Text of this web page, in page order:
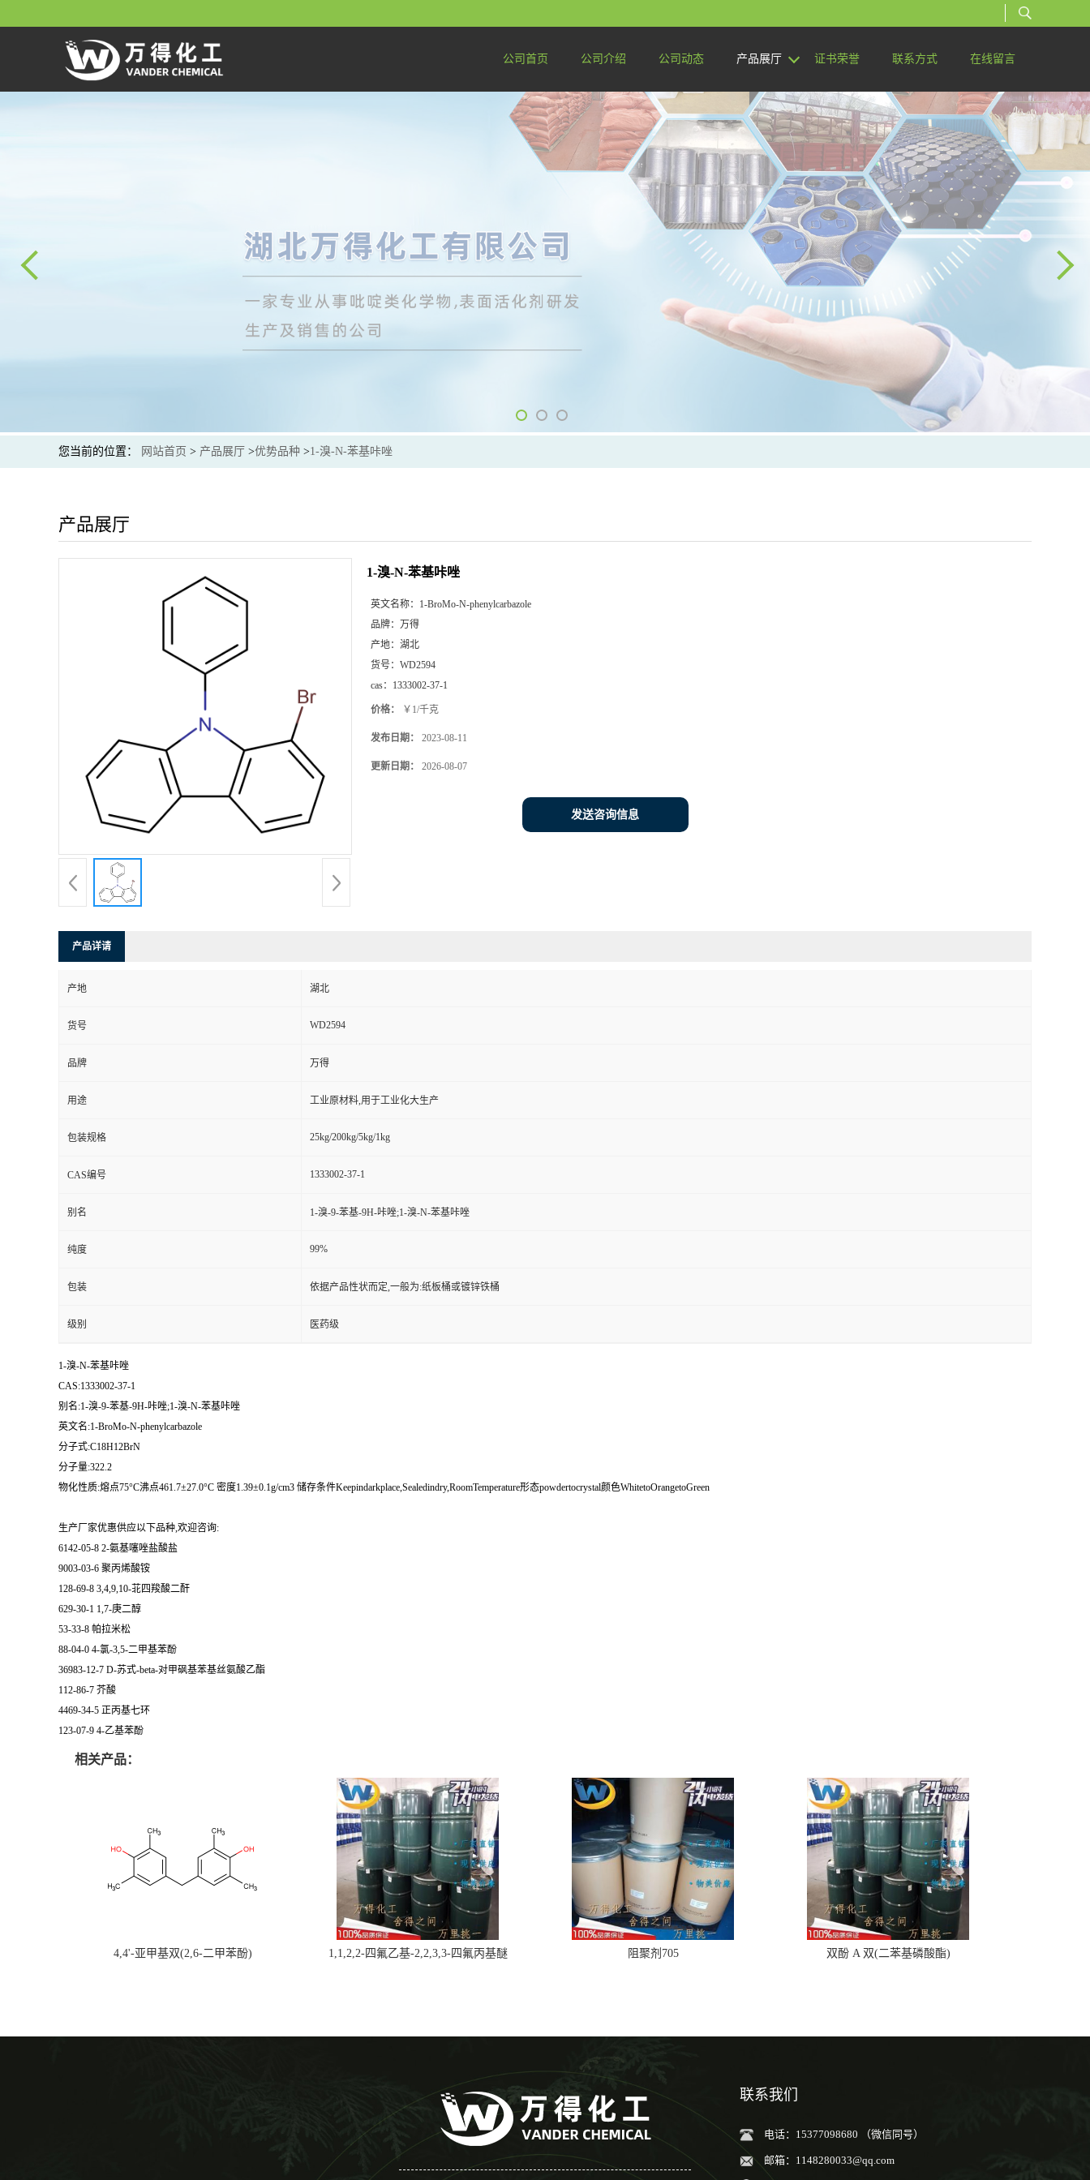
公司首页 公司介绍 公司动态 产品展厅 证书荣誉 联系方式 在线留言
您当前的位置： 网站首页 > 产品展厅 >优势品种 >1-溴-N-苯基咔唑
产品展厅
1-溴-N-苯基咔唑
英文名称： 1-BroMo-N-phenylcarbazole
品牌： 万得
产地： 湖北
货号： WD2594
cas： 1333002-37-1
价格： ￥1/千克
发布日期： 2023-08-11
更新日期： 2026-08-07
发送咨询信息
产品详请
产地 湖北
货号 WD2594
品牌 万得
用途 工业原材料,用于工业化大生产
包装规格 25kg/200kg/5kg/1kg
CAS编号 1333002-37-1
别名 1-溴-9-苯基-9H-咔唑;1-溴-N-苯基咔唑
纯度 99%
包装 依据产品性状而定,一般为:纸板桶或镀锌铁桶
级别 医药级
1-溴-N-苯基咔唑
CAS:1333002-37-1
别名:1-溴-9-苯基-9H-咔唑;1-溴-N-苯基咔唑
英文名:1-BroMo-N-phenylcarbazole
分子式:C18H12BrN
分子量:322.2
物化性质:熔点75°C沸点461.7±27.0°C 密度1.39±0.1g/cm3 储存条件Keepindarkplace,Sealedindry,RoomTemperature形态powdertocrystal颜色WhitetoOrangetoGreen
生产厂家优惠供应以下品种,欢迎咨询:
6142-05-8 2-氨基噻唑盐酸盐
9003-03-6 聚丙烯酸铵
128-69-8 3,4,9,10-苝四羧酸二酐
629-30-1 1,7-庚二醇
53-33-8 帕拉米松
88-04-0 4-氯-3,5-二甲基苯酚
36983-12-7 D-苏式-beta-对甲砜基苯基丝氨酸乙酯
112-86-7 芥酸
4469-34-5 正丙基七环
123-07-9 4-乙基苯酚
相关产品：
4,4'-亚甲基双(2,6-二甲苯酚) 1,1,2,2-四氟乙基-2,2,3,3-四氟丙基醚 阻聚剂705 双酚 A 双(二苯基磷酸酯)
联系我们
电话：15377098680 （微信同号）
邮箱： 1148280033@qq.com